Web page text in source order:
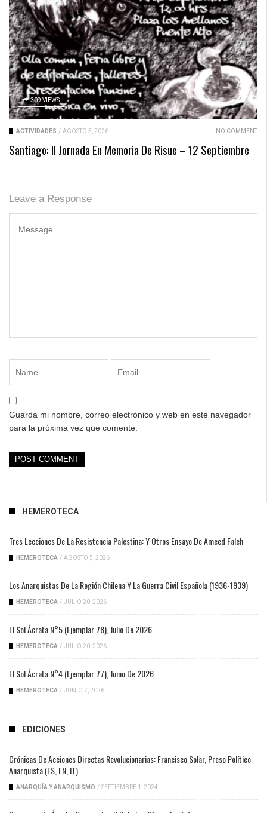
309 VIEWS
ACTIVIDADES / AGOSTO 3, 2026 NO COMMENT
Santiago: II Jornada En Memoria De Risue – 12 Septiembre
Leave a Response
Guarda mi nombre, correo electrónico y web en este navegador
para la próxima vez que comente.
HEMEROTECA
Tres Lecciones De La Resistencia Palestina: Y Otros Ensayo De Ameed Faleh
HEMEROTECA / AGOSTO 5, 2026
Los Anarquistas De La Región Chilena Y La Guerra Civil Española (1936-1939)
HEMEROTECA / JULIO 20, 2026
El Sol Ácrata N°5 (ejemplar 78), Julio De 2026
HEMEROTECA / JULIO 20, 2026
El Sol Ácrata N°4 (ejemplar 77), Junio De 2026
HEMEROTECA / JUNIO 7, 2026
EDICIONES
Crónicas De Acciones Directas Revolucionarias: Francisco Solar, Preso Político
Anarquista (ES, EN, IT)
ANARQUÍA Y ANARQUISMO / SEPTIEMBRE 1, 2024